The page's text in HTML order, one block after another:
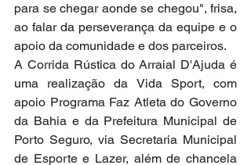
para se chegar aonde se chegou", frisa,
ao falar da perseverança da equipe e o
apoio da comunidade e dos parceiros.
A Corrida Rústica do Arraial D'Ajuda é
uma realização da Vida Sport, com
apoio Programa Faz Atleta do Governo
da Bahia e da Prefeitura Municipal de
Porto Seguro, via Secretaria Municipal
de Esporte e Lazer, além de chancela